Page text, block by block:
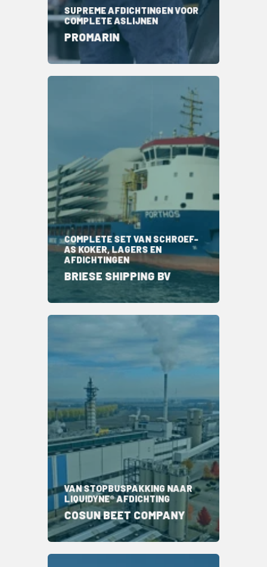
SUPREME AFDICHTINGEN VOOR
COMPLETE ASLIJNEN
PROMARIN
COMPLETE SET VAN SCHROEF-
AS KOKER, LAGERS EN
AFDICHTINGEN
BRIESE SHIPPING BV
VAN STOPBUSPAKKING NAAR
LIQUIDYNE® AFDICHTING
COSUN BEET COMPANY